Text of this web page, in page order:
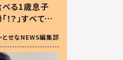
べる1歳息子
？」すべてを
いから許
とせなNEWS編集部